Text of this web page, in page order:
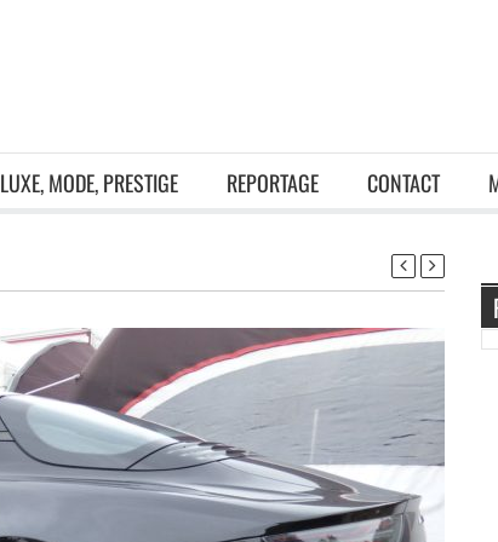
LUXE, MODE, PRESTIGE REPORTAGE CONTACT